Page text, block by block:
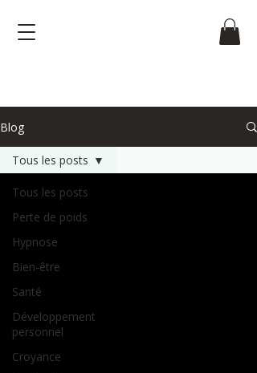
Blog
Tous les posts
Perte de poids
Hypnose
Bien-être
Santé
Développement
personnel
Croyance
Tous les posts